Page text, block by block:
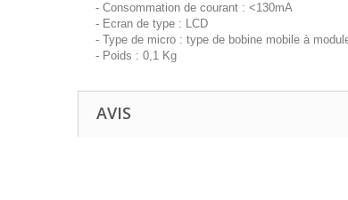
- Consommation de courant : <130mA
- Ecran de type : LCD
- Type de micro : type de bobine mobile à
- Poids : 0,1 Kg
AVIS